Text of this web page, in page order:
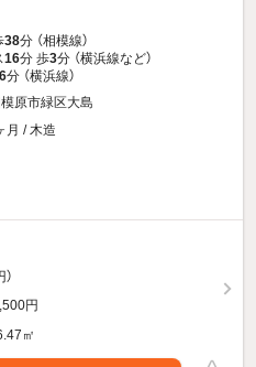
38分 （相模線）
16分 歩3分 （横浜線など）
分 （横浜線）
原市緑区大島
月 / 木造
円
㎡